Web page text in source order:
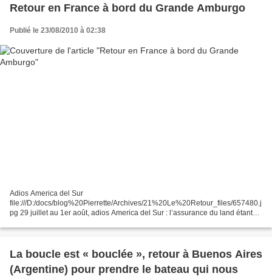
Retour en France à bord du Grande Amburgo
Publié le 23/08/2010 à 02:38
Adios America del Sur
file:///D:/docs/blog%20Pierrette/Archives/21%20Le%20Retour_files/657480.j
pg 29 juillet au 1er août, adios America del Sur : l’assurance du land étant
bivouac...
La boucle est « bouclée », retour à Buenos Aires
(Argentine) pour prendre le bateau qui nous